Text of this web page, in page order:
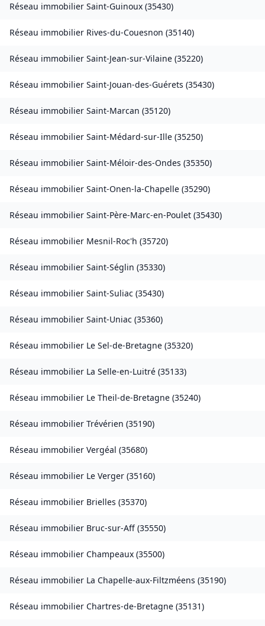
Réseau immobilier Saint-Guinoux (35430)
Réseau immobilier Rives-du-Couesnon (35140)
Réseau immobilier Saint-Jean-sur-Vilaine (35220)
Réseau immobilier Saint-Jouan-des-Guérets (35430)
Réseau immobilier Saint-Marcan (35120)
Réseau immobilier Saint-Médard-sur-Ille (35250)
Réseau immobilier Saint-Méloir-des-Ondes (35350)
Réseau immobilier Saint-Onen-la-Chapelle (35290)
Réseau immobilier Saint-Père-Marc-en-Poulet (35430)
Réseau immobilier Mesnil-Roc'h (35720)
Réseau immobilier Saint-Séglin (35330)
Réseau immobilier Saint-Suliac (35430)
Réseau immobilier Saint-Uniac (35360)
Réseau immobilier Le Sel-de-Bretagne (35320)
Réseau immobilier La Selle-en-Luitré (35133)
Réseau immobilier Le Theil-de-Bretagne (35240)
Réseau immobilier Trévérien (35190)
Réseau immobilier Vergéal (35680)
Réseau immobilier Le Verger (35160)
Réseau immobilier Brielles (35370)
Réseau immobilier Bruc-sur-Aff (35550)
Réseau immobilier Champeaux (35500)
Réseau immobilier La Chapelle-aux-Filtzméens (35190)
Réseau immobilier Chartres-de-Bretagne (35131)